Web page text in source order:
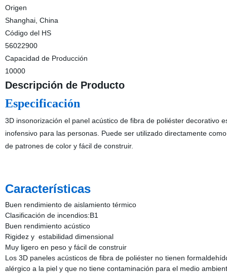
Origen
Shanghai, China
Código del HS
56022900
Capacidad de Producción
10000
Descripción de Producto
Especificación
3D insonorización el panel acústico de fibra de poliéster decorativo
inofensivo para las personas. Puede ser utilizado directamente
de patrones de color y fácil de construir.
Características
Buen rendimiento de aislamiento térmico
Clasificación de incendios:B1
Buen rendimiento acústico
Rigidez y estabilidad dimensional
Muy ligero en peso y fácil de construir
Los 3D paneles acústicos de fibra de poliéster no tienen
alérgico a la piel y que no tiene contaminación para el medio